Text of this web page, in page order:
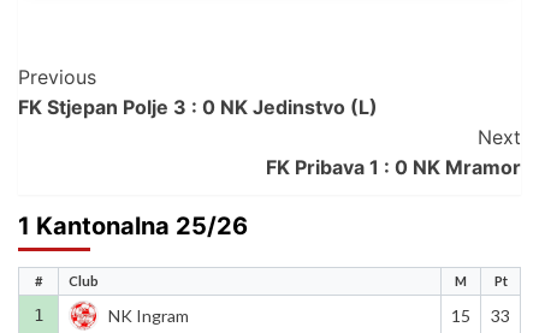
Post
Navigation
Previous
FK Stjepan Polje 3 : 0 NK Jedinstvo (L)
Next
FK Pribava 1 : 0 NK Mramor
1 Kantonalna 25/26
# Club M Pt
1 NK Ingram 15 33